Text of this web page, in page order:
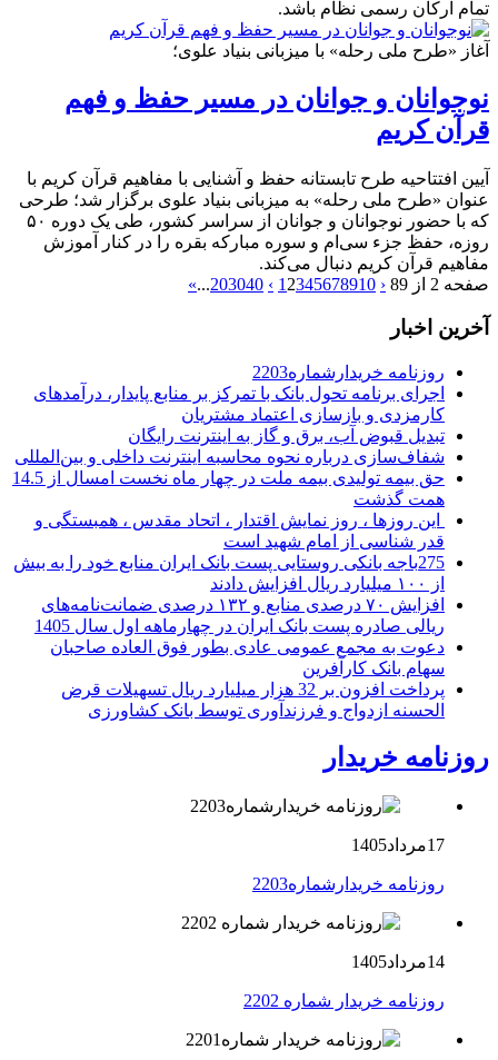
تمام ارکان رسمی نظام باشد.
آغاز «طرح ملی رحله» با میزبانی بنیاد علوی؛
نوجوانان و جوانان در مسیر حفظ و فهم
قرآن کریم
آیین افتتاحیه طرح تابستانه حفظ و آشنایی با مفاهیم قرآن کریم با
عنوان «طرح ملی رحله» به میزبانی بنیاد علوی برگزار شد؛ طرحی
که با حضور نوجوانان و جوانان از سراسر کشور، طی یک دوره ۵۰
روزه، حفظ جزء سی‌ام و سوره مبارکه بقره را در کنار آموزش
مفاهیم قرآن کریم دنبال می‌کند.
صفحه 2 از 89
‹
1 2345678910
›
203040
...
»
آخرین اخبار
روزنامه خریدارشماره2203
اجرای برنامه تحول بانک با تمرکز بر منابع پایدار، درآمدهای
کارمزدی و بازسازی اعتماد مشتریان
تبدیل قبوض آب، برق و گاز به اینترنت رایگان
شفاف‌سازی درباره نحوه محاسبه اینترنت داخلی و بین‌المللی
حق بیمه تولیدی بیمه ملت در چهار ماه نخست امسال از 14.5
همت گذشت
این روزها ، روز نمایش اقتدار ، اتحاد مقدس ، همبستگی و
قدر شناسی از امام شهید است
275باجه بانکی روستایی پست بانک ایران منابع خود را به بیش
از ۱۰۰ میلیارد ریال افزایش دادند
افزایش ۷۰ درصدی منابع و ۱۳۲ درصدی ضمانت‌نامه‌های
ریالی صادره پست بانک ایران در چهارماهه اول سال 1405
دعوت به مجمع عمومی عادی بطور فوق العاده صاحبان
سهام بانک کارآفرین
پرداخت افزون بر 32 هزار میلیارد ریال تسهیلات قرض
الحسنه ازدواج و فرزندآوری توسط بانک کشاورزی
روزنامه خریدار
17مرداد1405
روزنامه خریدارشماره2203
14مرداد1405
روزنامه خریدار شماره 2202